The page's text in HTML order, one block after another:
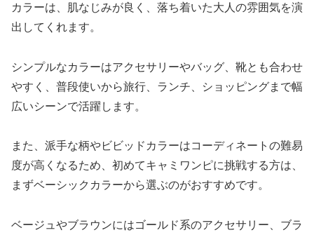
カラーは、肌なじみが良く、落ち着いた大人の雰囲気を演
出してくれます。
シンプルなカラーはアクセサリーやバッグ、靴とも合わせ
やすく、普段使いから旅行、ランチ、ショッピングまで幅
広いシーンで活躍します。
また、派手な柄やビビッドカラーはコーディネートの難易
度が高くなるため、初めてキャミワンピに挑戦する方は、
まずベーシックカラーから選ぶのがおすすめです。
ベージュやブラウンにはゴールド系のアクセサリー、ブラ